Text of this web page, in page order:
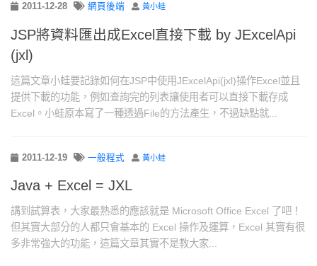
2011-12-28 網頁後端 黃小蛙
JSP將資料匯出成Excel直接下載 by JExcelApi
(jxl)
這篇文章小蛙要記錄如何在JSP中使用JExcelApi(jxl)操作Excel並且
提供下載的功能，例如查詢完的列表讓使用者可以直接下載存成
Excel。小蛙原本寫了一種透過File的方法產生，不過缺點就...
2011-12-19 一般程式 黃小蛙
Java + Excel = JXL
講到試算表，大家最熟悉的應該就是 Microsoft Office Excel 了吧！
但其實大部分的人都只會基本的 Excel 操作及運算，Excel 其實有很
多非常強大的功能，這篇文章其實不是教大家...